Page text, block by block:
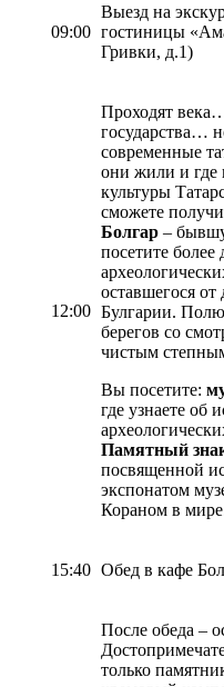
09:00
Выезд на
гостиницы
Гривки, д.1)
12:00
Проходят
государства…
современные
они жили и где
культуры
сможете
Болгар –
посетите более
оставшегося
Булгарии.
берегов со
чистым
Вы посетите:
где узнаете об
Памятный
посвященной
экспонатом
Кораном в
15:40 Обед в кафе
После обеда –
только